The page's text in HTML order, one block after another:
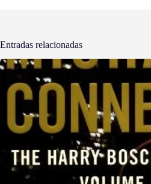
Entradas relacionadas